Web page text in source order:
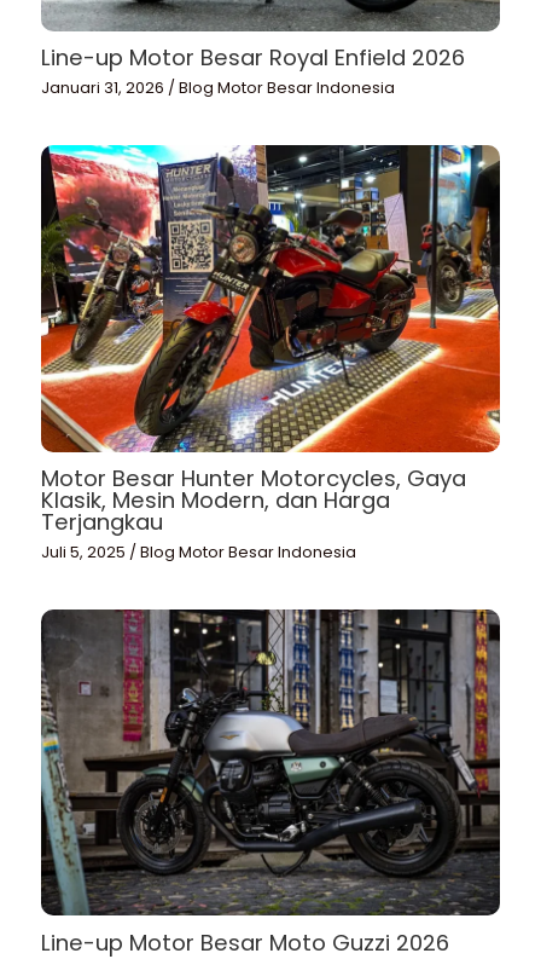
Line-up Motor Besar Royal Enfield 2026
Januari 31, 2026 /Blog Motor Besar Indonesia
Motor Besar Hunter Motorcycles, Gaya
Klasik, Mesin Modern, dan Harga
Terjangkau
Juli 5, 2025 /Blog Motor Besar Indonesia
Line-up Motor Besar Moto Guzzi 2026